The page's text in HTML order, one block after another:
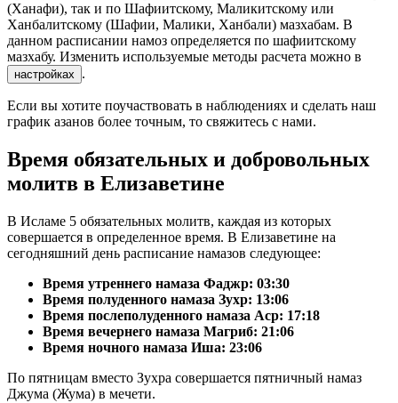
(Ханафи), так и по Шафиитскому, Маликитскому или
Ханбалитскому (Шафии, Малики, Ханбали) мазхабам. В
данном расписании намоз определяется по шафиитскому
мазхабу. Изменить используемые методы расчета можно в
настройках .
Если вы хотите поучаствовать в наблюдениях и сделать наш
график азанов более точным, то свяжитесь с нами.
Время обязательных и добровольных
молитв в Елизаветине
В Исламе 5 обязательных молитв, каждая из которых
совершается в определенное время. В Елизаветине на
сегодняшний день расписание намазов следующее:
Время утреннего намаза Фаджр: 03:30
Время полуденного намаза Зухр: 13:06
Время послеполуденного намаза Аср: 17:18
Время вечернего намаза Магриб: 21:06
Время ночного намаза Иша: 23:06
По пятницам вместо Зухра совершается пятничный намаз
Джума (Жума) в мечети.